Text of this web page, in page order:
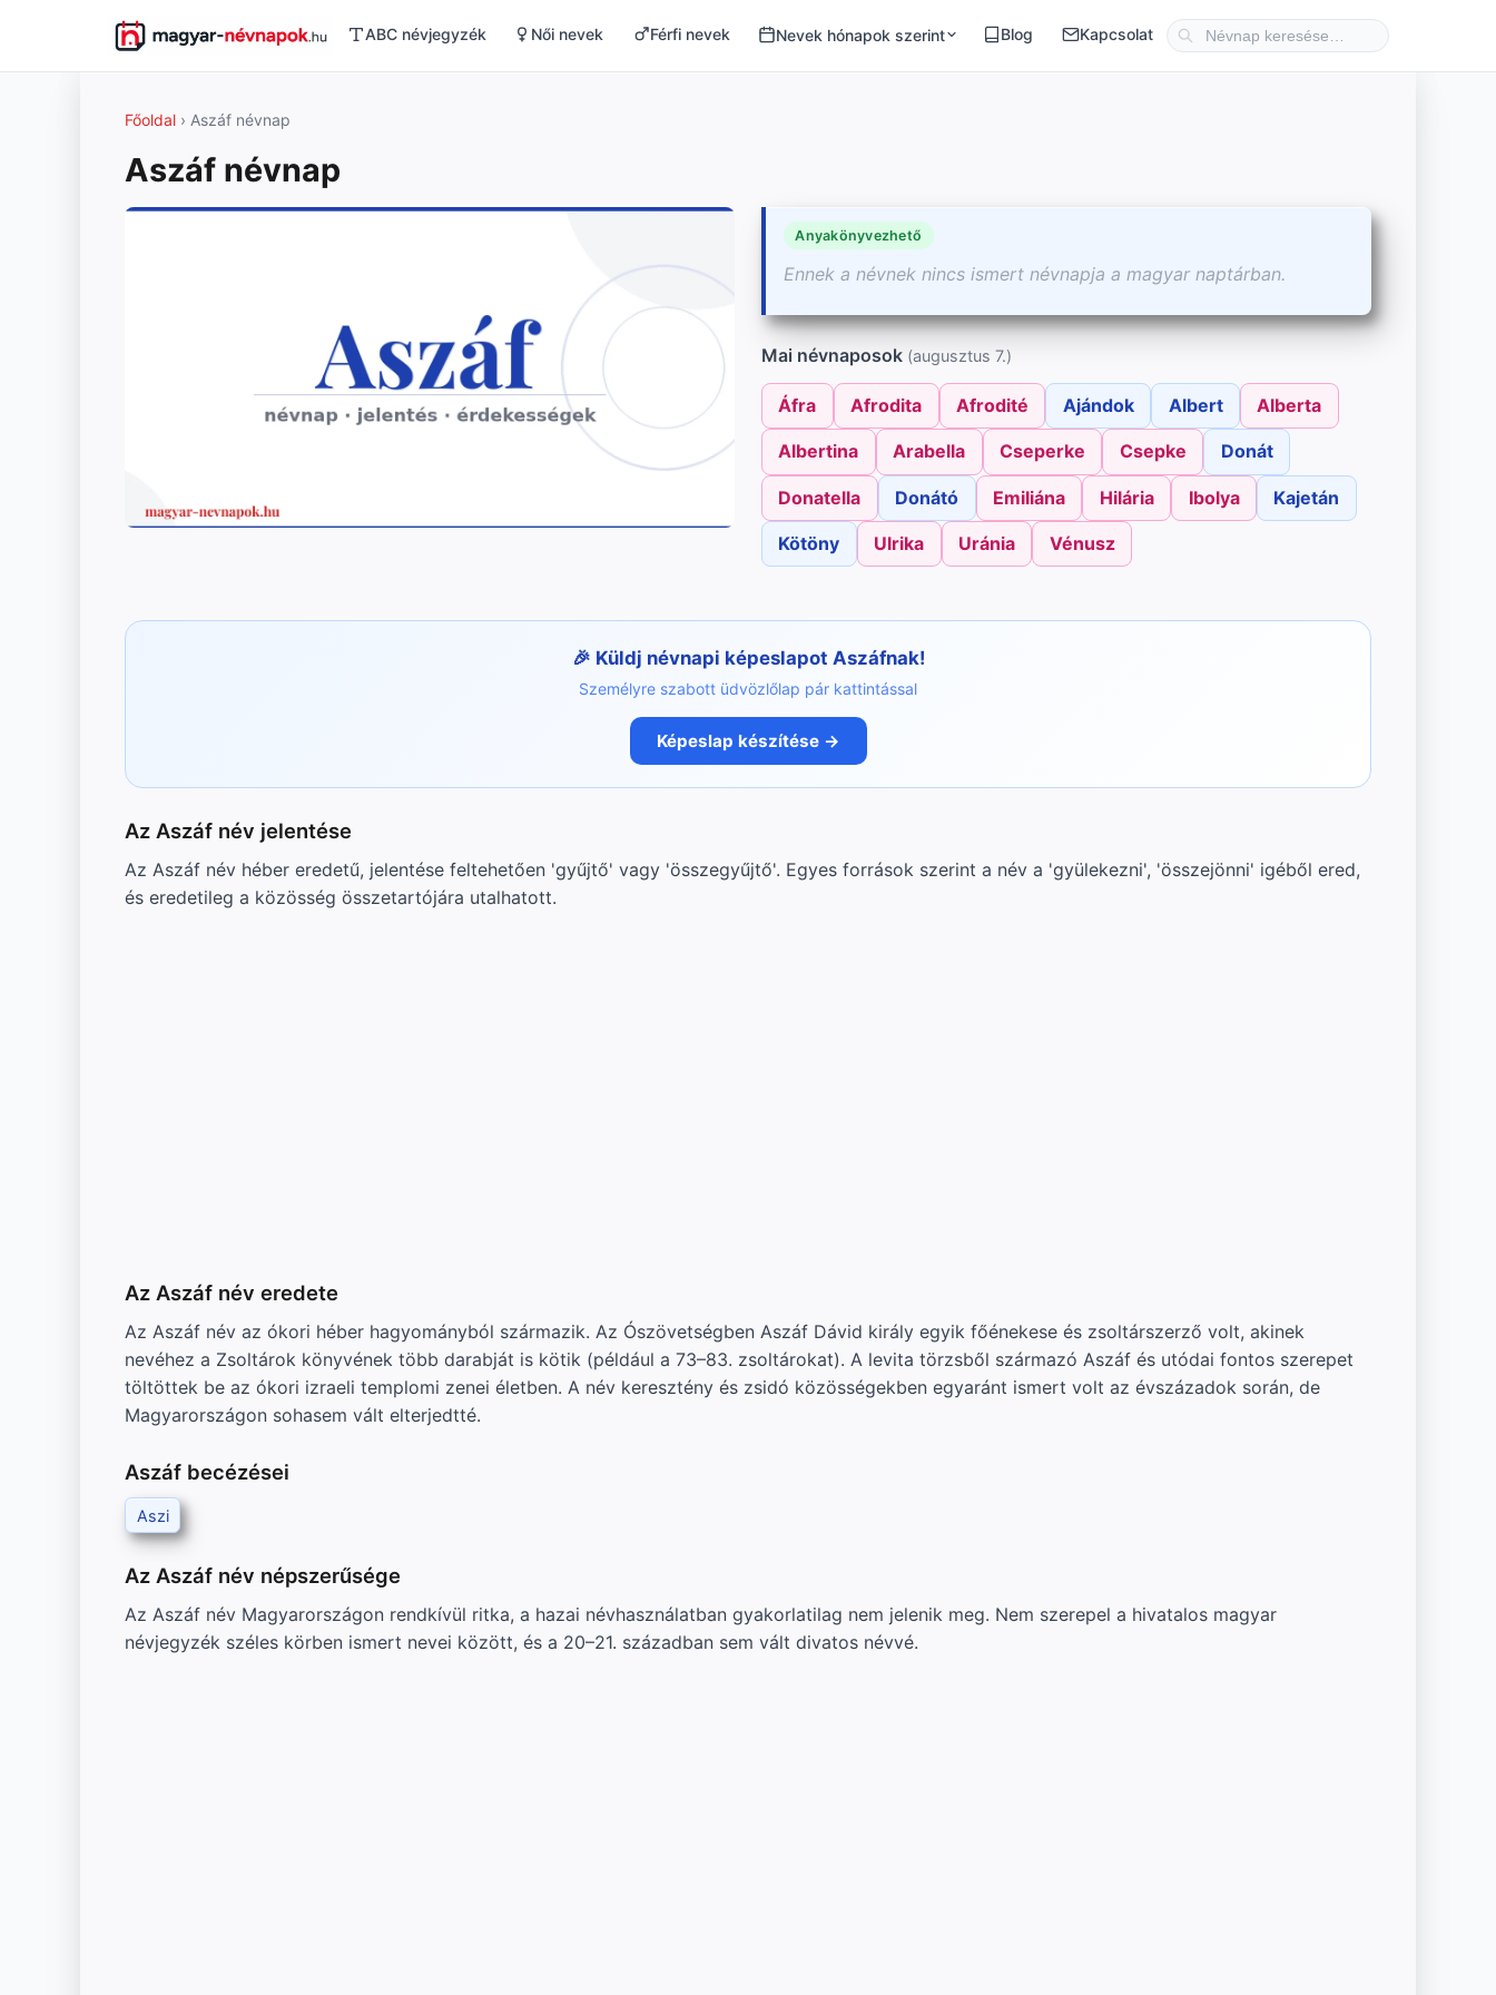
ABC névjegyzék Női nevek Férfi nevek Nevek hónapok szerint Blog Kapcsolat
Főoldal › Aszáf névnap
Aszáf névnap
Anyakönyvezhető
Ennek a névnek nincs ismert névnapja a magyar naptárban.
Mai névnaposok (augusztus 7.)
Áfra Afrodita Afrodité Ajándok Albert Alberta
Albertina Arabella Cseperke Csepke Donát
Donatella Donátó Emiliána Hilária Ibolya Kajetán
Kötöny Ulrika Uránia Vénusz
Küldj névnapi képeslapot Aszáfnak!
Személyre szabott üdvözlőlap pár kattintással
Képeslap készítése →
Az Aszáf név jelentése
Az Aszáf név héber eredetű, jelentése feltehetően 'gyűjtő' vagy 'összegyűjtő'. Egyes források szerint a név a 'gyülekezni', 'összejönni' igéből ered,
és eredetileg a közösség összetartójára utalhatott.
Az Aszáf név eredete
Az Aszáf név az ókori héber hagyományból származik. Az Ószövetségben Aszáf Dávid király egyik főénekese és zsoltárszerző volt, akinek
nevéhez a Zsoltárok könyvének több darabját is kötik (például a 73–83. zsoltárokat). A levita törzsből származó Aszáf és utódai fontos szerepet
töltöttek be az ókori izraeli templomi zenei életben. A név keresztény és zsidó közösségekben egyaránt ismert volt az évszázadok során, de
Magyarországon sohasem vált elterjedtté.
Aszáf becézései
Aszi
Az Aszáf név népszerűsége
Az Aszáf név Magyarországon rendkívül ritka, a hazai névhasználatban gyakorlatilag nem jelenik meg. Nem szerepel a hivatalos magyar
névjegyzék széles körben ismert nevei között, és a 20–21. században sem vált divatos névvé.